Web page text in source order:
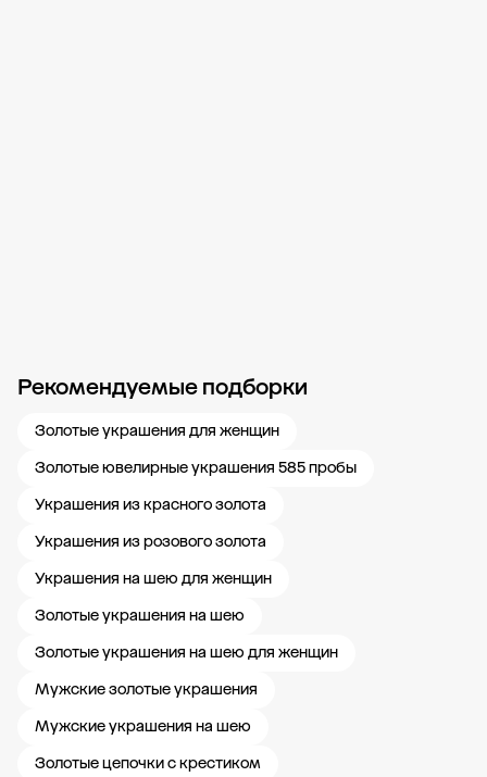
Рекомендуемые подборки
Золотые украшения для женщин
Золотые ювелирные украшения 585 пробы
Украшения из красного золота
Украшения из розового золота
Украшения на шею для женщин
Золотые украшения на шею
Золотые украшения на шею для женщин
Мужские золотые украшения
Мужские украшения на шею
Золотые цепочки с крестиком
Новости компании Журнал ЗОЛОТОЙ Блог